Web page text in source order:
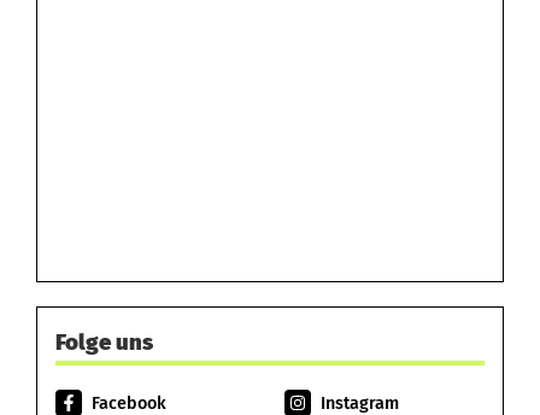
Folge uns
Facebook
Instagram